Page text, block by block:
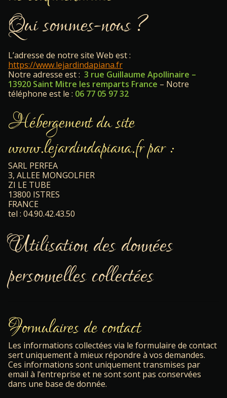
Qui sommes-nous ?
L’adresse de notre site Web est :
https://www.lejardindapiana.fr
Notre adresse est : 3 rue Guillaume Apollinaire –
13920 Saint Mitre les remparts France – Notre
téléphone est le : 06 77 05 97 32
Hébergement du site
www.lejardindapiana.fr par :
SARL PERFEA
3, ALLEE MONGOLFIER
ZI LE TUBE
13800 ISTRES
FRANCE
tel : 04.90.42.43.50
Utilisation des données
personnelles collectées
Formulaires de contact
Les informations collectées via le formulaire de contact
sert uniquement à mieux répondre à vos demandes.
Ces informations sont uniquement transmises par
email à l’entreprise et ne sont sont pas conservées
dans une base de donnée.